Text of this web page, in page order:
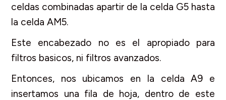
celdas combinadas apartir de la celda G5 hasta
la celda AM5.
Este encabezado no es el apropiado para
filtros basicos, ni filtros avanzados.
Entonces, nos ubicamos en la celda A9 e
insertamos una fila de hoja, dentro de este